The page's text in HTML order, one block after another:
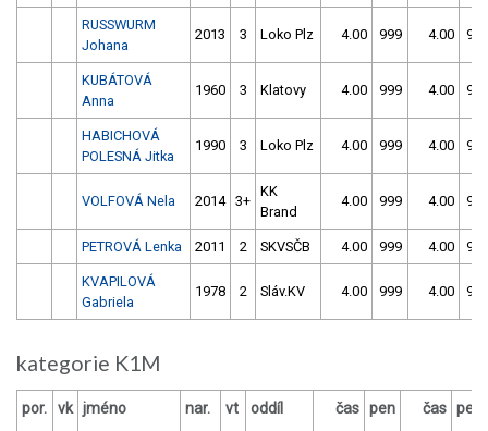
RUSSWURM
Johana
2013 3 Loko Plz 4.00 999 4.00 999
KUBÁTOVÁ
Anna
1960 3 Klatovy 4.00 999 4.00 999
HABICHOVÁ
POLESNÁ Jitka
1990 3 Loko Plz 4.00 999 4.00 999
VOLFOVÁ Nela 2014 3+
KK
Brand
4.00 999 4.00 999
PETROVÁ Lenka 2011 2 SKVSČB 4.00 999 4.00 999
KVAPILOVÁ
Gabriela
1978 2 Sláv.KV 4.00 999 4.00 999
kategorie K1M
por. vk jméno nar. vt oddíl čas pen čas pen